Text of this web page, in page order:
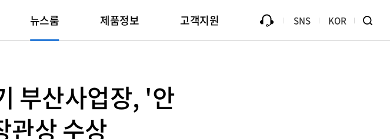
윤리경영
준법경영
뉴스룸
뉴스레터 보기
뉴스레터 신청
제품정보
Network
Server
고객지원
제품 카탈로그
소프트웨어 라이브러리
B2Bi (EDI)
대금지불 안내
SNS KOR
부산사업장, '안
관상 수상